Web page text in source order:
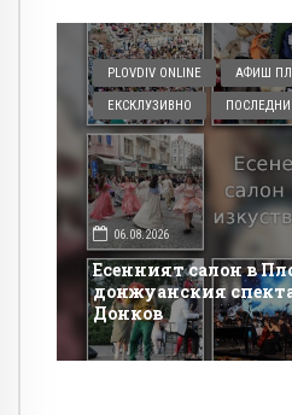
PLOVDIV ONLINE АФИШ
ЕКСКЛУЗИВНО
06.08.2026
Есенният салон в
донжуанския
Донков